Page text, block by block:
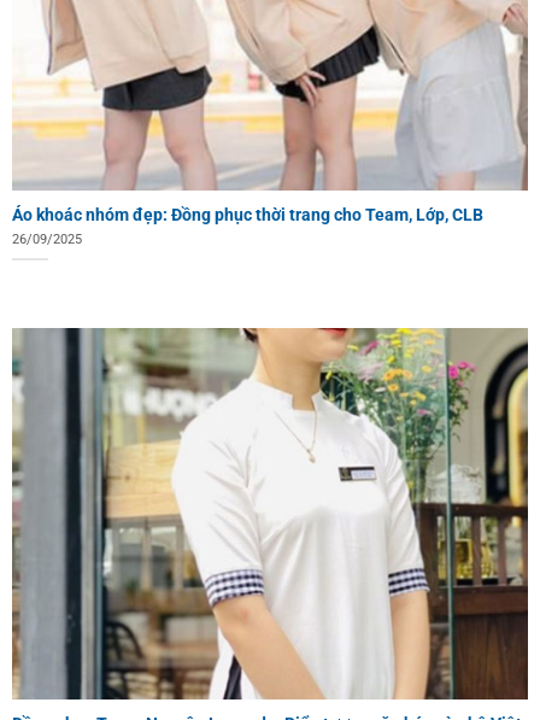
Áo khoác nhóm đẹp: Đồng phục thời trang cho Team, Lớp, CLB
26/09/2025